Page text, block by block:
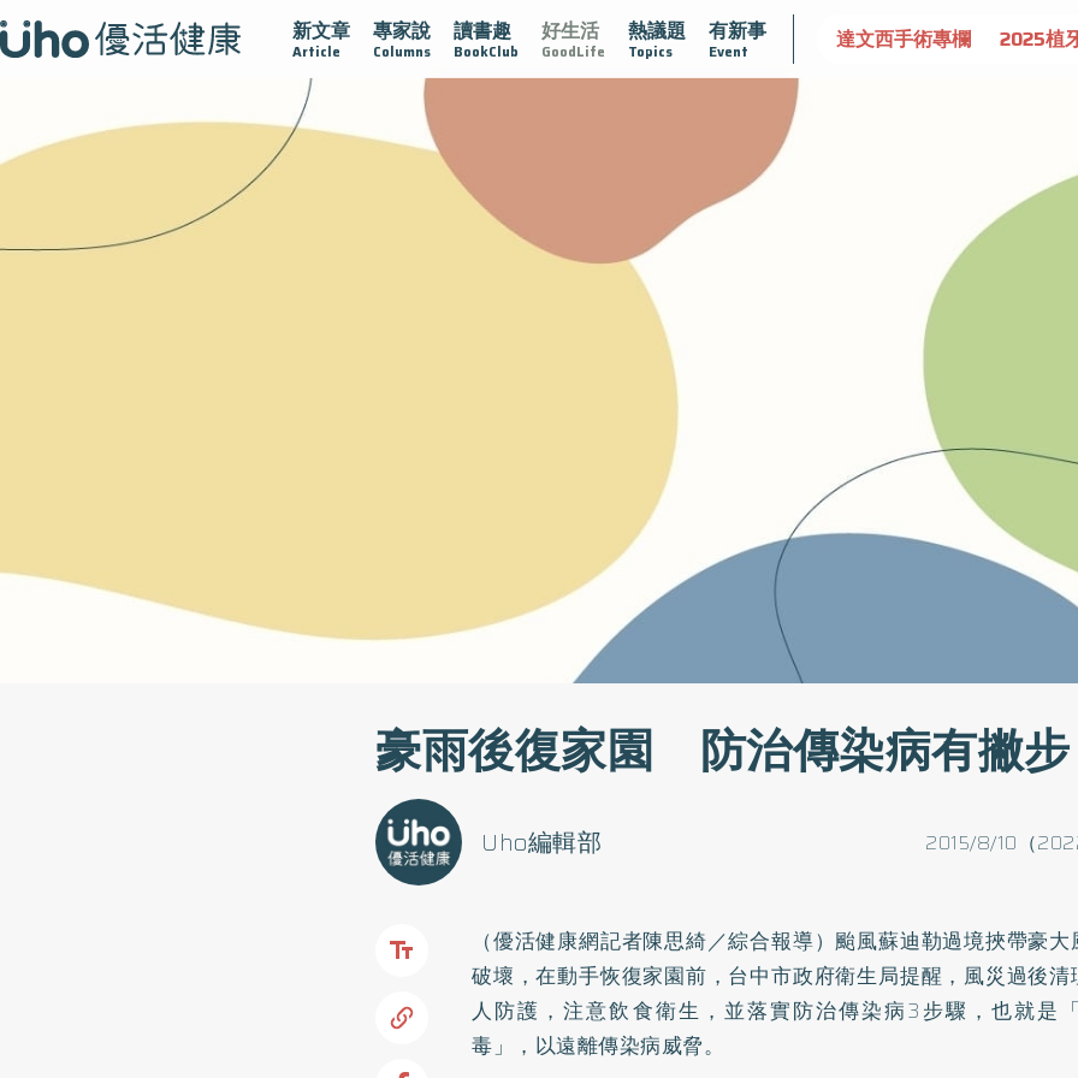
新文章
Article
專家說
Columns
讀書趣
BookClub
好生活
GoodLife
熱議題
Topics
有新事
Event
黏 守護腺在 疫情保衛戰 再生醫學 愛的未來視 認識攝護腺肥大 守護骨骼健康 達文西手術專欄 2025植
豪雨後復家園 防治傳染病有撇步
2015/8/10（
Uho編輯部
（優活健康網記者陳思綺／綜合報導）颱風蘇迪勒過境挾帶豪
破壞，在動手恢復家園前，台中市政府衛生局提醒，風災過後
人防護，注意飲食衛生，並落實防治傳染病3步驟，也就是
毒」，以遠離傳染病威脅。